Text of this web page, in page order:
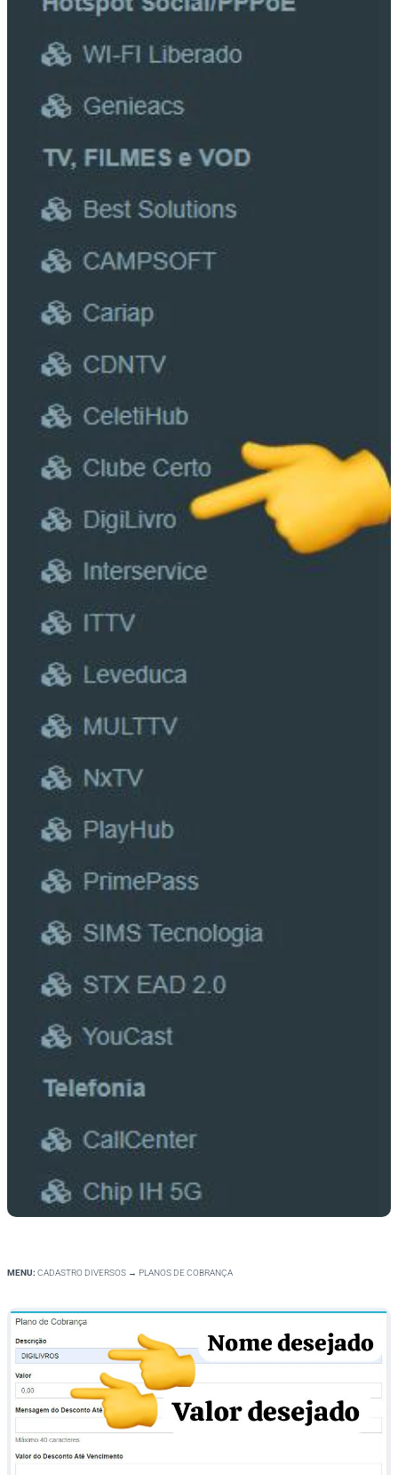
MENU: CADASTRO DIVERSOS → PLANOS DE COBRANÇA